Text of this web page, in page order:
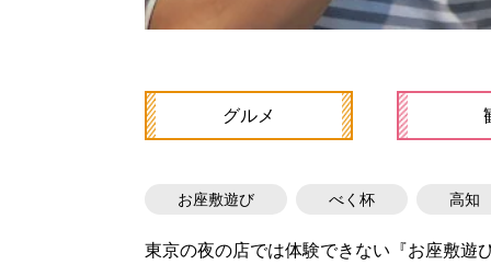
グルメ
お座敷遊び べく杯 高知
東京の夜の店では体験できない『お座敷